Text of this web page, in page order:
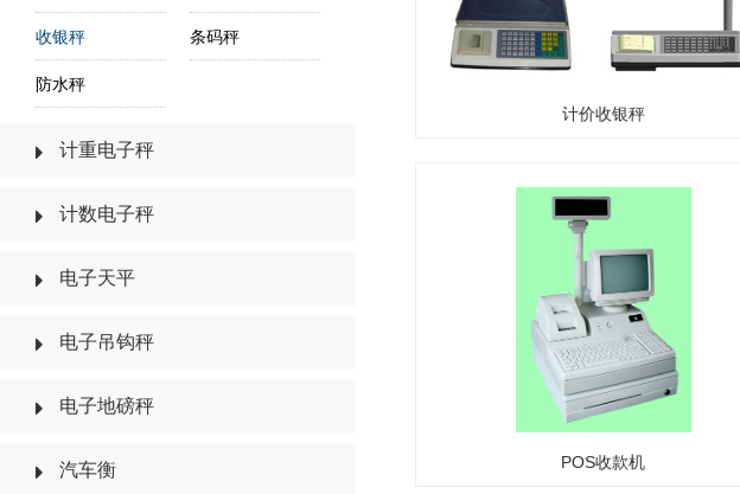
收银秤 条码秤
防水秤
计重电子秤
计数电子秤
电子天平
电子吊钩秤
电子地磅秤
汽车衡
计价收银秤
POS收款机